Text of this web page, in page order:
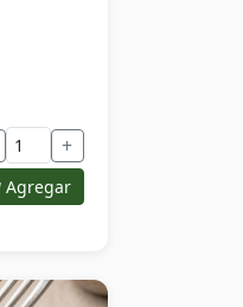
+
Agregar